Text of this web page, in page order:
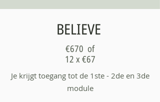
BELIEVE
€670 of
12 x €67
Je krijgt toegang tot de 1ste - 2de en 3de
module